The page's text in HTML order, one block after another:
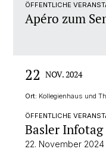
ÖFFENTLICHE
Apéro zum
22 NOV. 2024
Ort: Kollegienhaus und
ÖFFENTLICHE
Basler
22. November 2024